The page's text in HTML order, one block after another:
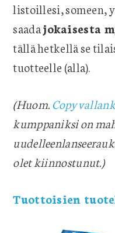
listoillesi, someen,
saadajokaisesta
tällä hetkellä se
tuotteelle (alla).
(Huom.
kumppaniksi on
olet kiinnostunut.)
Tuottoisien